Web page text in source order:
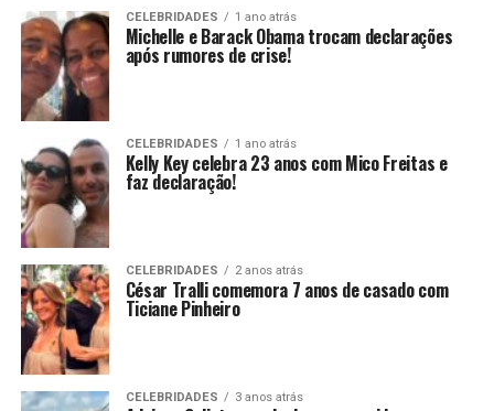
CELEBRIDADES 1 ano atrás
Michelle e Barack Obama trocam declarações
após rumores de crise!
CELEBRIDADES 1 ano atrás
Kelly Key celebra 23 anos com Mico Freitas e
faz declaração!
CELEBRIDADES 2 anos atrás
César Tralli comemora 7 anos de casado com
Ticiane Pinheiro
CELEBRIDADES 3 anos atrás